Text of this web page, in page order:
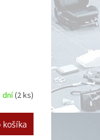
dní(2 ks)
košíka